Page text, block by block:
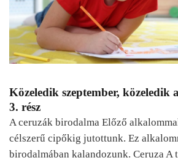
Közeledik szeptember, közeledik
3. rész
A ceruzák birodalma Előző
célszerű cipőkig jutottunk. Ez
birodalmában kalandozunk. Ceruza A